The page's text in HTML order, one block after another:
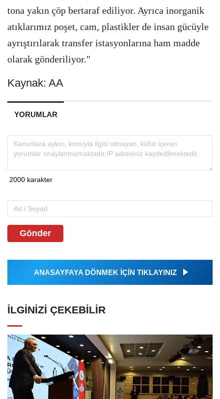
tona yakın çöp bertaraf ediliyor. Ayrıca inorganik
atıklarımız poşet, cam, plastikler de insan gücüyle
ayrıştırılarak transfer istasyonlarına ham madde
olarak gönderiliyor."
Kaynak: AA
YORUMLAR
Gönder
ANASAYFAYA DÖNMEK İÇİN TIKLAYINIZ
İLGINIZI ÇEKEBILIR